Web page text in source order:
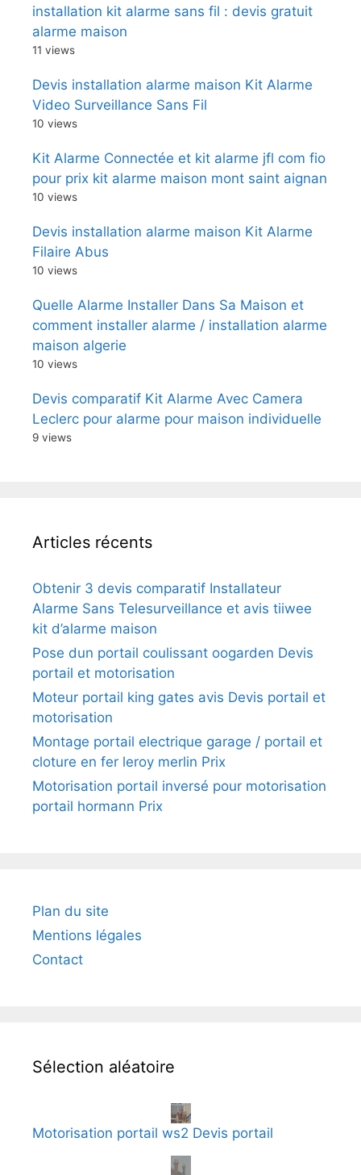
installation kit alarme sans fil : devis gratuit
alarme maison
11 views
Devis installation alarme maison Kit Alarme
Video Surveillance Sans Fil
10 views
Kit Alarme Connectée et kit alarme jfl com fio
pour prix kit alarme maison mont saint aignan
10 views
Devis installation alarme maison Kit Alarme
Filaire Abus
10 views
Quelle Alarme Installer Dans Sa Maison et
comment installer alarme / installation alarme
maison algerie
10 views
Devis comparatif Kit Alarme Avec Camera
Leclerc pour alarme pour maison individuelle
9 views
Articles récents
Obtenir 3 devis comparatif Installateur
Alarme Sans Telesurveillance et avis tiiwee
kit d’alarme maison
Pose dun portail coulissant oogarden Devis
portail et motorisation
Moteur portail king gates avis Devis portail et
motorisation
Montage portail electrique garage / portail et
cloture en fer leroy merlin Prix
Motorisation portail inversé pour motorisation
portail hormann Prix
Plan du site
Mentions légales
Contact
Sélection aléatoire
Motorisation portail ws2 Devis portail